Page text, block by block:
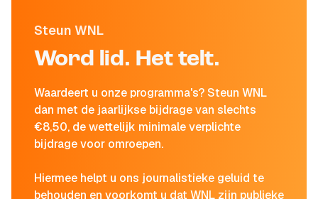
Steun WNL
Word lid. Het telt.
Waardeert u onze programma's? Steun WNL
dan met de jaarlijkse bijdrage van slechts
€8,50, de wettelijk minimale verplichte
bijdrage voor omroepen.
Hiermee helpt u ons journalistieke geluid te
behouden en voorkomt u dat WNL zijn publieke